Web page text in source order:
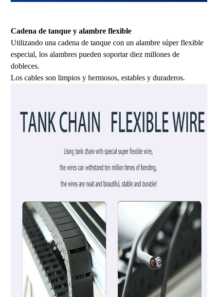
Cadena de tanque y alambre flexible
Utilizando una cadena de tanque con un alambre súper flexible
especial, los alambres pueden soportar diez millones de
dobleces.
Los cables son limpios y hermosos, estables y duraderos.